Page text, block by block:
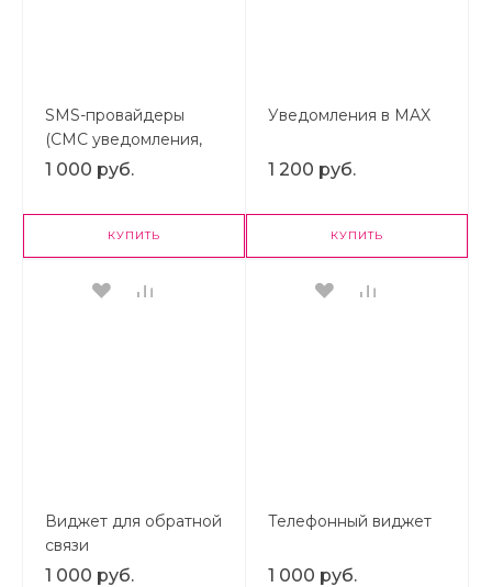
SMS-провайдеры
(СМС уведомления,
80+ сервисов)
1 000 руб.
КУПИТЬ
Уведомления в MAX
1 200 руб.
КУПИТЬ
Виджет для обратной
связи
1 000 руб.
Телефонный виджет
1 000 руб.